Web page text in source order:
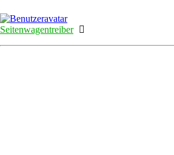
Seitenwagentreiber